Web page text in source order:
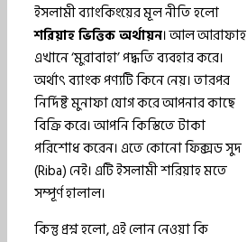
ইসলামী ব্যাংকিংয়ের মূল নীতি হলো
শরিয়াহ ভিত্তিক অর্থায়ন। আল আরাফাহ
এখানে ‘মুরাবাহা’ পদ্ধতি ব্যবহার করে।
অর্থাৎ ব্যাংক পণ্যটি কিনে নেয়। তারপর
নির্দিষ্ট মুনাফা যোগ করে আপনার কাছে
বিক্রি করে। আপনি কিস্তিতে টাকা
পরিশোধ করেন। এতে কোনো ফিক্সড সুদ
(Riba) নেই। এটি ইসলামী শরিয়াহ মতে
সম্পূর্ণ হালাল।
কিন্তু প্রশ্ন হলো, এই লোন নেওয়া কি